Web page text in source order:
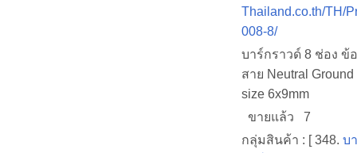
Thailand.co.th/TH/
008-8/
บาร์กราวด์ 8 ช่อง ข้
สาย Neutral
size 6x9mm
ขายแล้ว 7
กลุ่มสินค้า : [ 348. บ